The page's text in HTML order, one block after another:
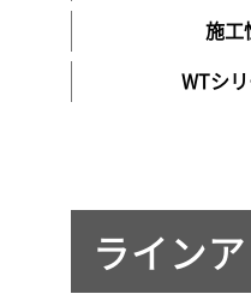
施工
WTシ
ライン